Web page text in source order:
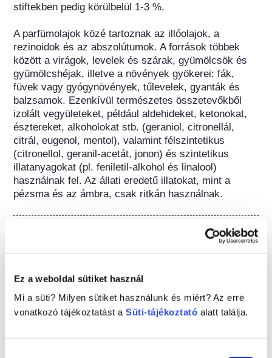
Ez a weboldal sütiket használ
Mi a süti? Milyen sütiket használunk és miért? Az erre
vonatkozó tájékoztatást a Süti-tájékoztató alatt találja.
stiftekben pedig körülbelül 1-3 %.
A parfümolajok közé tartoznak az illóolajok, a
rezinoidok és az abszolútumok. A források többek
között a virágok, levelek és szárak, gyümölcsök és
gyümölcshéjak, illetve a növények gyökerei; fák,
füvek vagy gyógynövények, tűlevelek, gyanták és
balzsamok. Ezenkívül természetes összetevőkből
izolált vegyületeket, például aldehideket, ketonokat,
észtereket, alkoholokat stb. (geraniol, citronellál,
citrál, eugenol, mentol), valamint félszintetikus
(citronellol, geranil-acetát, jonon) és szintetikus
illatanyagokat (pl. feniletil-alkohol és linalool)
használnak fel. Az állati eredetű illatokat, mint a
pézsma és az ámbra, csak ritkán használnak.
A következő anyagcsoportokhoz tartozik
Kozmetikumok szabályozása
A kozmetikai összetevőket jogilag szabályozzák.
Kérjük vegye figyelembe, hogy eltérő szabályozások
kívül.